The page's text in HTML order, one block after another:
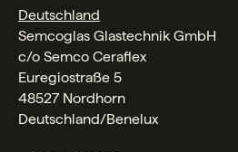
Deutschland
Semcoglas Glastechnik GmbH
c/o Semco Ceraflex
Euregiostraße 5
48527 Nordhorn
Deutschland/Benelux